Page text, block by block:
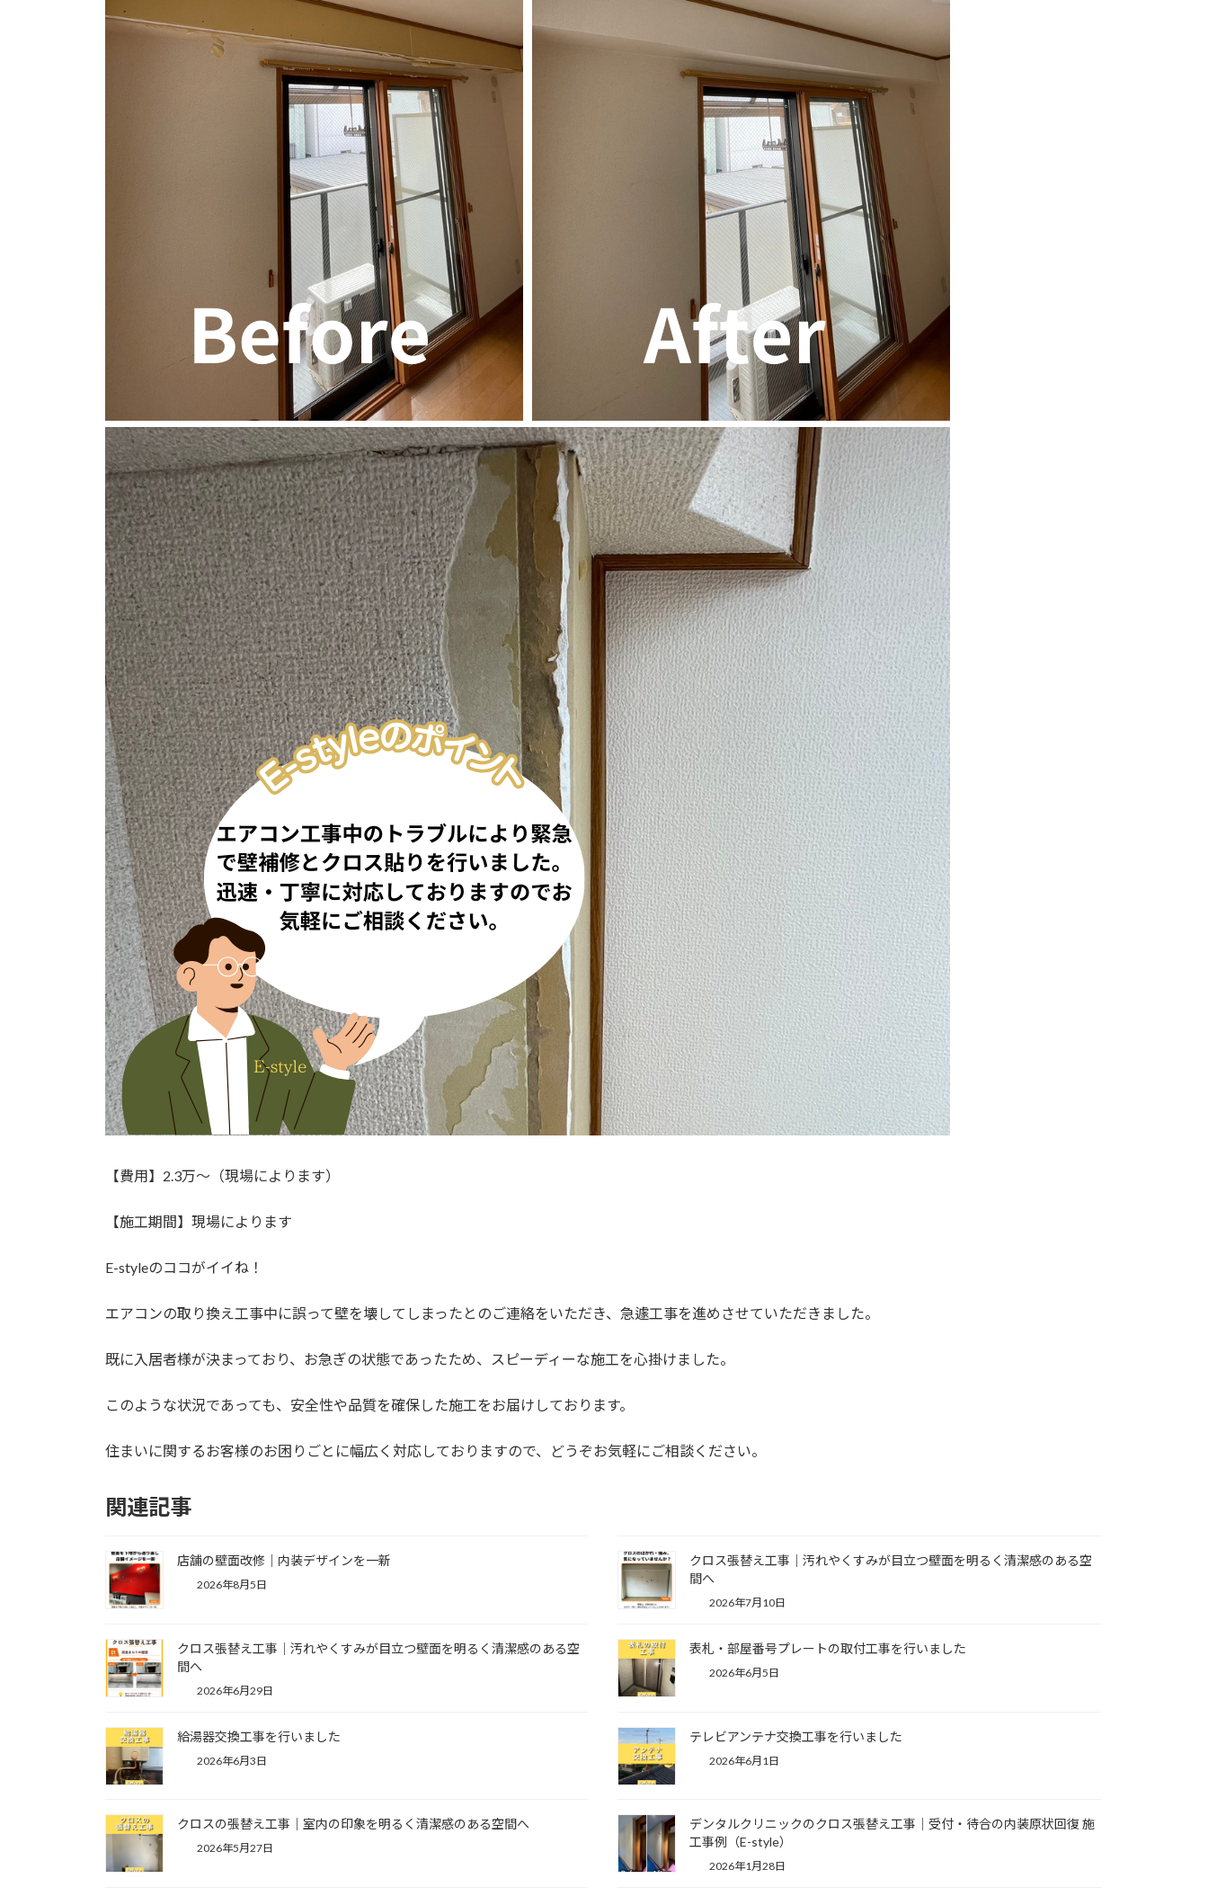
【費用】2.3万～（現場によります）
【施工期間】現場によります
E-styleのココがイイね！
エアコンの取り換え工事中に誤って壁を壊してしまったとのご連絡をいただき、急遽工事を進めさせていただきました。
既に入居者様が決まっており、お急ぎの状態であったため、スピーディーな施工を心掛けました。
このような状況であっても、安全性や品質を確保した施工をお届けしております。
住まいに関するお客様のお困りごとに幅広く対応しておりますので、どうぞお気軽にご相談ください。
関連記事
店舗の壁面改修｜内装デザインを一新
2026年8月5日
クロス張替え工事｜汚れやくすみが目立つ壁面を明るく清潔感のある空
間へ
2026年7月10日
クロス張替え工事｜汚れやくすみが目立つ壁面を明るく清潔感のある空
間へ
2026年6月29日
表札・部屋番号プレートの取付工事を行いました
2026年6月5日
給湯器交換工事を行いました
2026年6月3日
テレビアンテナ交換工事を行いました
2026年6月1日
クロスの張替え工事｜室内の印象を明るく清潔感のある空間へ
2026年5月27日
デンタルクリニックのクロス張替え工事｜受付・待合の内装原状回復 施
工事例（E-style）
2026年1月28日